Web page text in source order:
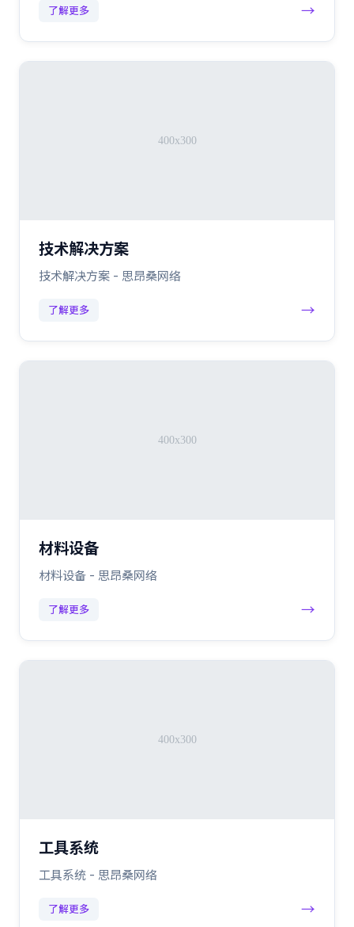
了解更多 →
技术解决方案
技术解决方案 - 思昂桑网络
了解更多 →
材料设备
材料设备 - 思昂桑网络
了解更多 →
工具系统
工具系统 - 思昂桑网络
了解更多 →